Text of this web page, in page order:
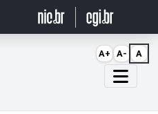
A+ A- A